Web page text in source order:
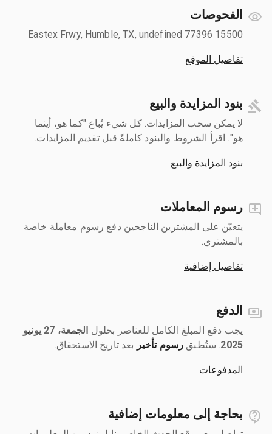
الفحوصات
15500 Eastex Frwy, Humble, TX, undefined 77396
تفاصيل الموقع
بنود المزايدة والبيع
لا يمكن سحب المزايدات. كل شيء يُباع "كما هو، أينما
هو". اقرأ الشروط والبنود كاملةً قبل تقديم المزايدات.
بنود المزايدة والبيع
رسوم المعاملات
يتعيّن على المشترين الناجحين دفع رسوم معاملة خاصة
بالمشتري.
تفاصيل إضافية
الدفع
يجب دفع المبلغ الكامل للعناصر بحلول ‎
الجمعة، 27 يونيو
2025
رسوم تأخير بعد تاريخ الاستحقاق.
المدفوعات
بحاجة إلى معلومات إضافية